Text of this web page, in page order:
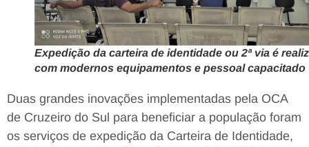
Expedição da carteira de identidade ou 2ª via é
com modernos equipamentos e pessoal capacitado
Duas grandes inovações implementadas pela OCA
de Cruzeiro do Sul para beneficiar a população foram
os serviços de expedição da Carteira de Identidade,